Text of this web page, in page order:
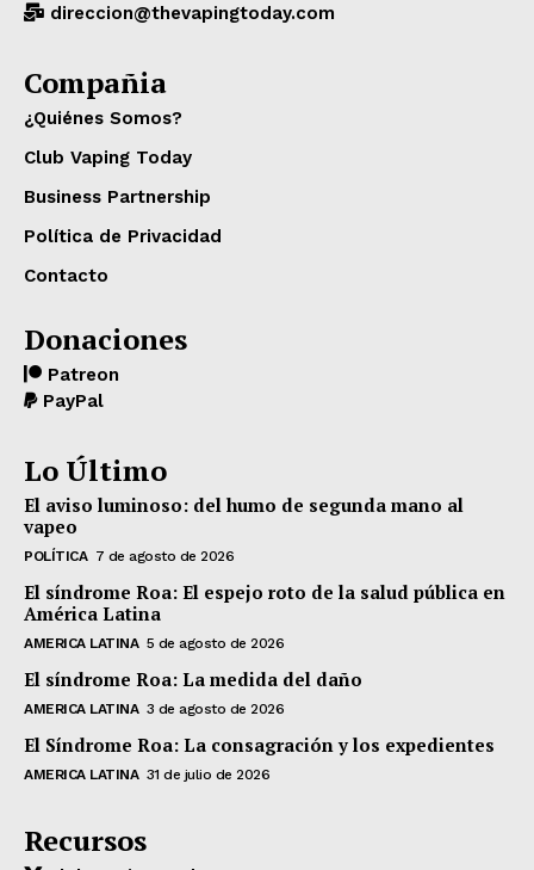
direccion@thevapingtoday.com
Compañia
¿Quiénes Somos?
Club Vaping Today
Business Partnership
Política de Privacidad
Contacto
Donaciones
Patreon
PayPal
Lo Último
El aviso luminoso: del humo de segunda mano al
vapeo
POLÍTICA 7 de agosto de 2026
El síndrome Roa: El espejo roto de la salud pública en
América Latina
AMERICA LATINA 5 de agosto de 2026
El síndrome Roa: La medida del daño
AMERICA LATINA 3 de agosto de 2026
El Síndrome Roa: La consagración y los expedientes
AMERICA LATINA 31 de julio de 2026
Recursos